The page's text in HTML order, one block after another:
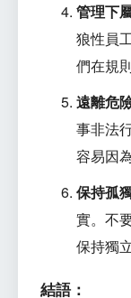
管理下
狼性員
們在規
遠離危
事非法
容易因
保持孤
實。不
保持獨
結語：